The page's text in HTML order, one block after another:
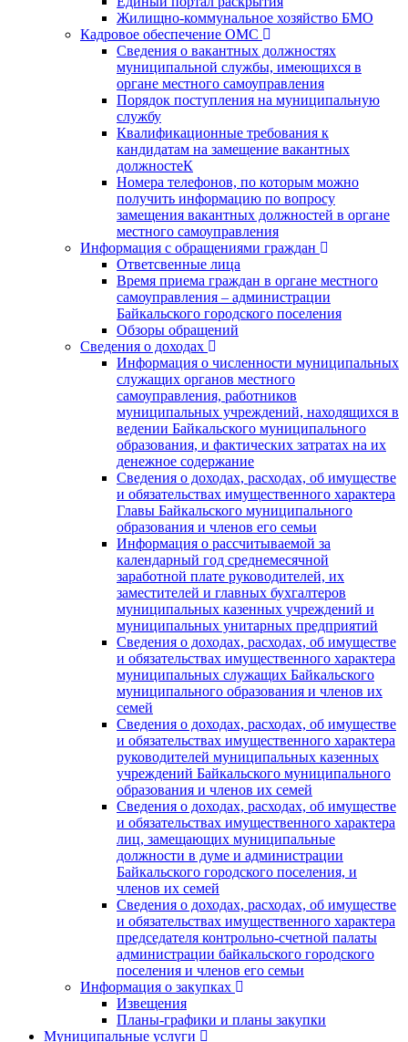
Жилищно-коммунальное хозяйство БМО
Кадровое обеспечение ОМС
Сведения о вакантных должностях
муниципальной службы, имеющихся в
органе местного самоуправления
Порядок поступления на муниципальную
службу
Квалификационные требования к
кандидатам на замещение вакантных
должностеК
Номера телефонов, по которым можно
получить информацию по вопросу
замещения вакантных должностей в органе
местного самоуправления
Информация с обращениями граждан
Ответсвенные лица
Время приема граждан в органе местного
самоуправления – администрации
Байкальского городского поселения
Обзоры обращений
Сведения о доходах
Информация о численности муниципальных
служащих органов местного
самоуправления, работников
муниципальных учреждений, находящихся в
ведении Байкальского муниципального
образования, и фактических затратах на их
денежное содержание
Сведения о доходах, расходах, об имуществе
и обязательствах имущественного характера
Главы Байкальского муниципального
образования и членов его семьи
Информация о рассчитываемой за
календарный год среднемесячной
заработной плате руководителей, их
заместителей и главных бухгалтеров
муниципальных казенных учреждений и
муниципальных унитарных предприятий
Сведения о доходах, расходах, об имуществе
и обязательствах имущественного характера
муниципальных служащих Байкальского
муниципального образования и членов их
семей
Сведения о доходах, расходах, об имуществе
и обязательствах имущественного характера
руководителей муниципальных казенных
учреждений Байкальского муниципального
образования и членов их семей
Сведения о доходах, расходах, об имуществе
и обязательствах имущественного характера
лиц, замещающих муниципальные
должности в думе и администрации
Байкальского городского поселения, и
членов их семей
Сведения о доходах, расходах, об имуществе
и обязательствах имущественного характера
председателя контрольно-счетной палаты
администрации байкальского городского
поселения и членов его семьи
Информация о закупках
Извещения
Планы-графики и планы закупки
Муниципальные услуги